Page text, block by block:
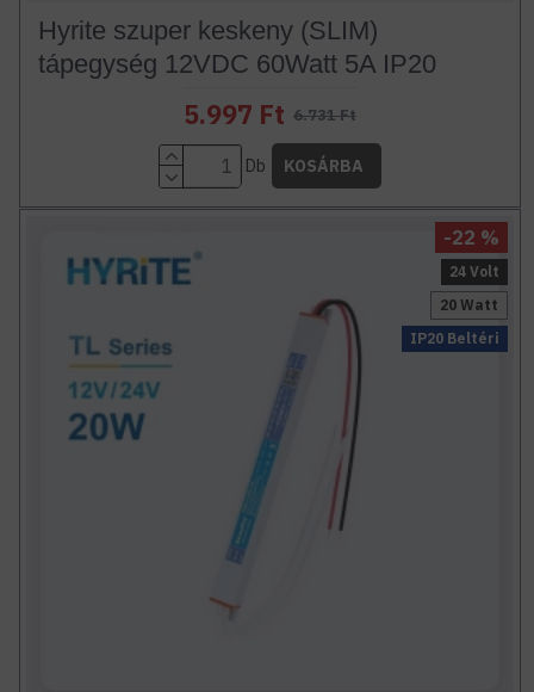
Hyrite szuper keskeny (SLIM)
tápegység 12VDC 60Watt 5A IP20
5.997 Ft 6.731 Ft
Db KOSÁRBA
IP20 Beltéri
20 Watt
24 Volt
-22 %